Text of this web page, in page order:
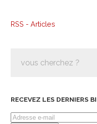
RSS - Articles
RECEVEZ LES DERNIERS
Adresse
e-